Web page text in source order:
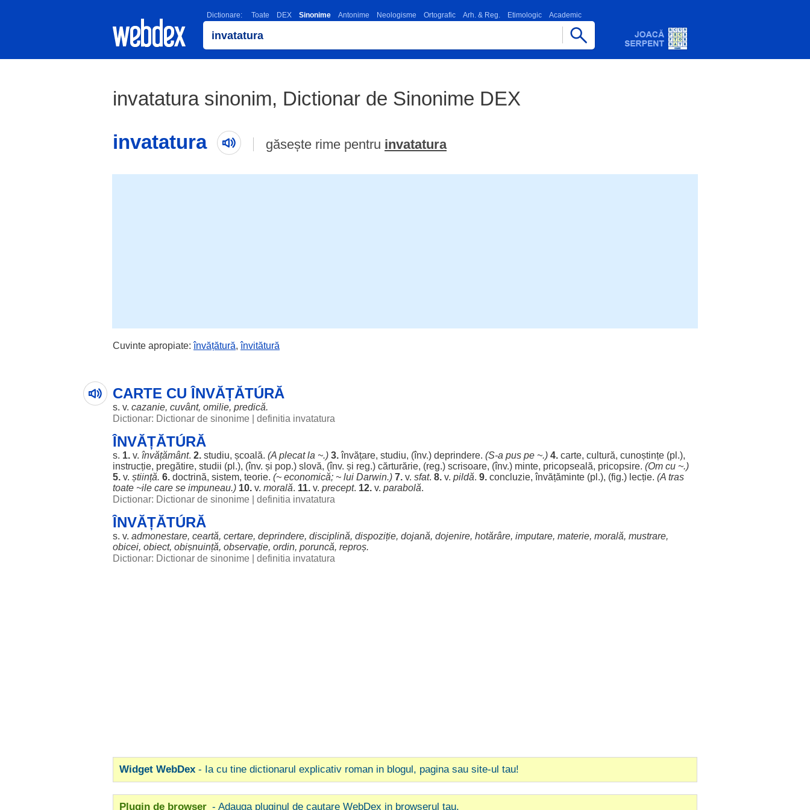
Dictionare: Toate DEX Sinonime Antonime Neologisme Ortografic Arh. & Reg. Etimologic Academic
invatatura sinonim, Dictionar de Sinonime DEX
invatatura
găsește rime pentru invatatura
Cuvinte apropiate:învățătură,învitătură
CARTE CU ÎNVĂȚĂTÚRĂ
s. v. cazanie, cuvânt, omilie, predică.
Dictionar: Dictionar de sinonime
definitia invatatura
ÎNVĂȚĂTÚRĂ
s. 1. v. învățământ. 2. studiu, școală. (A plecatla ~.) 3. învățare, studiu, (înv.) deprindere. (S-a pus pe ~.) 4. carte, cultură, cunoștințe (pl.),
instrucție, pregătire, studii (pl.), (înv. și pop.) slovă, (înv. și reg.) cărturărie, (reg.) scrisoare, (înv.) minte, pricopseală, pricopsire. (Om cu ~.)
5. v. știință. 6. doctrină, sistem, teorie. (~ economică; ~ lui Darwin.) 7. v. sfat. 8. v. pildă. 9. concluzie,învățăminte (pl.), (fig.) lecție. (A tras
toate ~ile care se impuneau.) 10. v. morală. 11. v. precept. 12. v. parabolă.
Dictionar: Dictionar de sinonime
definitia invatatura
ÎNVĂȚĂTÚRĂ
s. v. admonestare, ceartă, certare, deprindere, disciplină, dispoziție, dojană, dojenire, hotărâre, imputare, materie, morală, mustrare,
obicei, obiect, obișnuință, observație, ordin, poruncă, reproș.
Dictionar: Dictionar de sinonime
definitia invatatura
Widget WebDex - Ia cu tine dictionarul explicativ roman in blogul, pagina sau site-ul tau!
Plugin de browser - Adauga pluginul de cautare WebDex in browserul tau.